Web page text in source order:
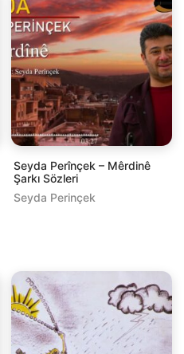
Seyda Perînçek – Mêrdinê
Şarkı Sözleri
Seyda Perinçek